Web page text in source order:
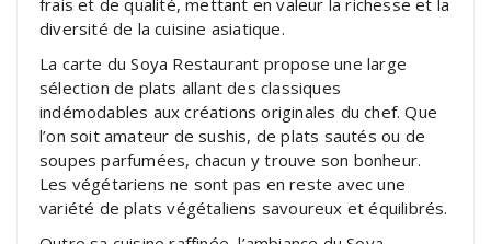
frais et de qualité, mettant en valeur la richesse et la
diversité de la cuisine asiatique.
La carte du Soya Restaurant propose une large
sélection de plats allant des classiques
indémodables aux créations originales du chef. Que
l’on soit amateur de sushis, de plats sautés ou de
soupes parfumées, chacun y trouve son bonheur.
Les végétariens ne sont pas en reste avec une
variété de plats végétaliens savoureux et équilibrés.